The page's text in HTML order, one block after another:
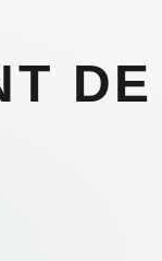
DE